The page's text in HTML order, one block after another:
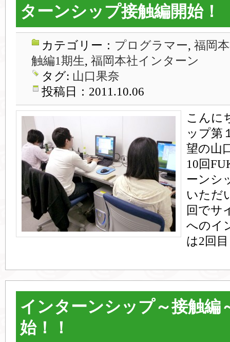
ターンシップ接触編開始！
カテゴリー： プログラマー, 福岡
触編1期生, 福岡本社インターン
タグ: 山口果奈
投稿日：2011.10.06
こんに
ップ第
望の山
10回
ーンシ
いただ
回でサ
へのイ
は2回
インターンシップ～接触
始！！